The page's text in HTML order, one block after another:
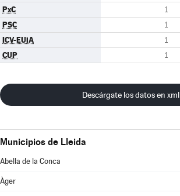
PxC 1
PSC 1
ICV-EUiA 1
CUP 1
Descárgate los datos en xml
Municipios de Lleida
Abella de la Conca
Àger